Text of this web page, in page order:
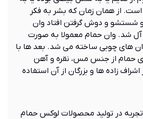
از همان زمان که بشر به فکر
شستشو و دوش گرفتن افتاد وان
آل شد. وان حمام معمولا به صورت
های چوبی ساخته می شد. بعد ها با
حمام از جنس مس، نقره و آهن
زاده ها و بزرگان از آن استفاده
با 20سال تجربه در تولید محصولات لوکس حمام